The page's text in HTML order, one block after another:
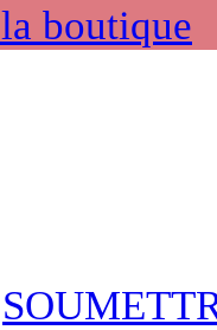
boutique